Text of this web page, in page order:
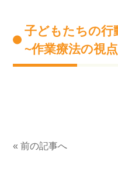
子どもたちの行
~作業療法の視
« 前の記事へ